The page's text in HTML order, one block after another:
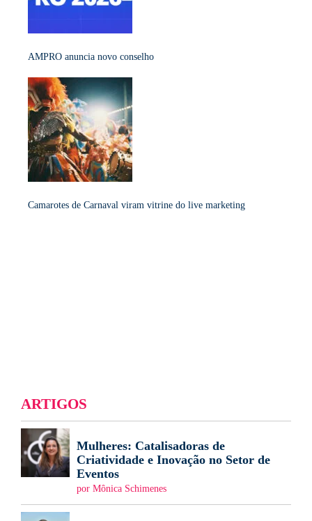
AMPRO anuncia novo conselho
Camarotes de Carnaval viram vitrine do live marketing
ARTIGOS
Mulheres: Catalisadoras de
Criatividade e Inovação no Setor de
Eventos
por Mônica Schimenes